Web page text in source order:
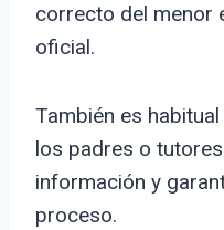
correcto del menor
oficial.
También es
los padres o
información y
proceso.